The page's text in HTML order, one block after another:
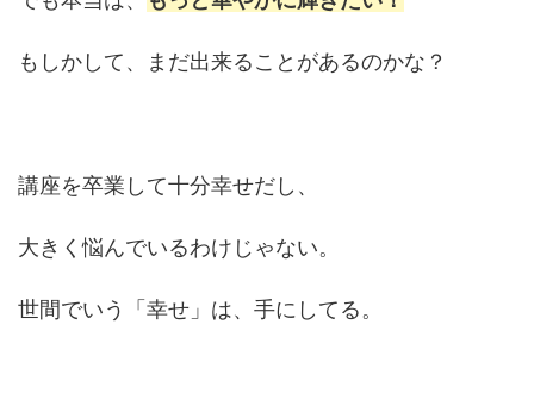
もしかして、まだ出来ることがあるのかな？
講座を卒業して十分幸せだし、
大きく悩んでいるわけじゃない。
世間でいう「幸せ」は、手にしてる。